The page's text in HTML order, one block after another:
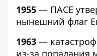
1955 — ПАСЕ
нынешний флаг
1963 —
из-за попадания